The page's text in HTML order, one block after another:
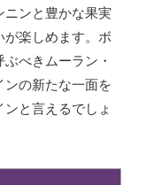
ニンと豊かな果実
楽しめます。ボ
べきムーラン・
の新たな一面を
と言えるでしょ